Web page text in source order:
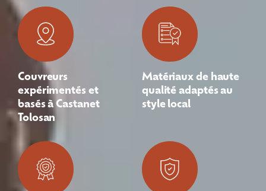
Couvreurs
expérimentés et
basés à Castanet
Tolosan
Matériaux de haute
qualité adaptés au
style local